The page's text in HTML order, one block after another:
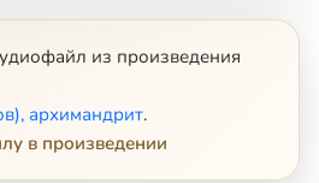
из произведения
архимандрит.
в произведении